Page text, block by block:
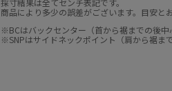
採寸結果は全てセンチ表記です。
商品により多少の誤差がございます。目安と
※BCはバックセンター（首から裾までの後中
※SNPはサイドネックポイント（肩から裾ま